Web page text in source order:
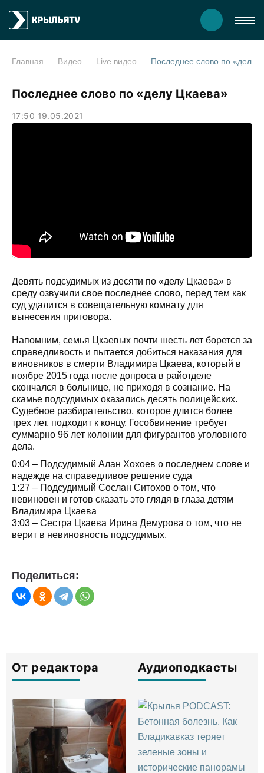
Главная Видео Live видео Последнее слово по «делу
Последнее слово по «делу Цкаева»
17:50 19.05.2021
Девять подсудимых из десяти по «делу Цкаева» в
среду озвучили свое последнее слово, перед тем как
суд удалится в совещательную комнату для
вынесения приговора.
Напомним, семья Цкаевых почти шесть лет борется за
справедливость и пытается добиться наказания для
виновников в смерти Владимира Цкаева, который в
ноябре 2015 года после допроса в райотделе
скончался в больнице, не приходя в сознание. На
скамье подсудимых оказались десять полицейских.
Судебное разбирательство, которое длится более
трех лет, подходит к концу. Гособвинение требует
суммарно 96 лет колонии для фигурантов уголовного
дела.
0:04 – Подсудимый Алан Хохоев о последнем слове и
надежде на справедливое решение суда
1:27 – Подсудимый Сослан Ситохов о том, что
невиновен и готов сказать это глядя в глаза детям
Владимира Цкаева
3:03 – Сестра Цкаева Ирина Демурова о том, что не
верит в невиновность подсудимых.
Поделиться:
От редактора Аудиоподкасты